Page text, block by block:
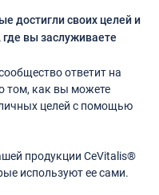
достигли своих целей и
где вы заслуживаете
ответит на
том, как вы можете
целей с помощью
продукции CeVitalis®
используют ее сами.